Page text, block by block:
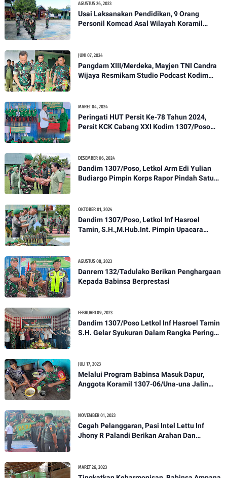
AGUSTUS 26, 2023
Usai Laksanakan Pendidikan, 9 Orang
Personil Komcad Asal Wilayah Koramil
JUNI 07, 2024
Pangdam XIII/Merdeka, Mayjen TNI Candra
Wijaya Resmikam Studio Podcast Kodim
MARET 04, 2024
Peringati HUT Persit Ke-78 Tahun 2024,
Persit KCK Cabang XXI Kodim 1307/Poso
DESEMBER 06, 2024
Dandim 1307/Poso, Letkol Arm Edi Yulian
Budiargo Pimpin Korps Rapor Pindah Satuan
OKTOBER 01, 2024
Dandim 1307/Poso, Letkol Inf Hasroel
Tamin, S.H.,M.Hub.Int. Pimpin Upacara
AGUSTUS 08, 2023
Danrem 132/Tadulako Berikan Penghargaan
Kepada Babinsa Berprestasi
FEBRUARI 09, 2023
Dandim 1307/Poso Letkol Inf Hasroel Tamin
S.H. Gelar Syukuran Dalam Rangka Peringati
JULI 17, 2023
Melalui Program Babinsa Masuk Dapur,
Anggota Koramil 1307-06/Una-una Jalin
NOVEMBER 01, 2023
Cegah Pelanggaran, Pasi Intel Lettu Inf
Jhony R Palandi Berikan Arahan Dan
MARET 26, 2023